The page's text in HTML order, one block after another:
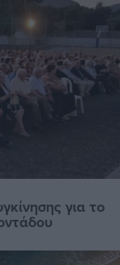
για το